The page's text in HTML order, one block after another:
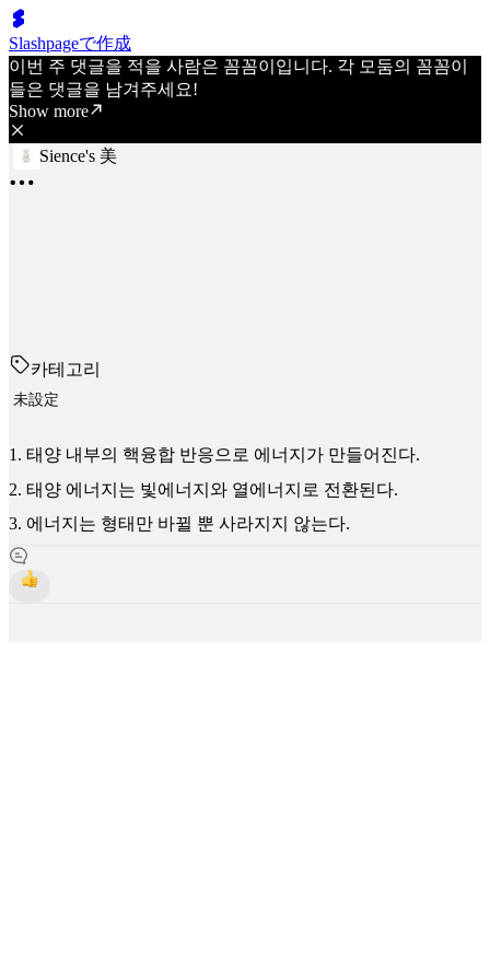
Slashpageで作成
이번 주 댓글을 적을 사람은 꼼꼼이입니다. 각 모둠의 꼼꼼이
들은 댓글을 남겨주세요!
Show more
Sience's 美
카테고리
未設定
1. 태양 내부의 핵융합 반응으로 에너지가 만들어진다.
2. 태양 에너지는 빛에너지와 열에너지로 전환된다.
3. 에너지는 형태만 바뀔 뿐 사라지지 않는다.